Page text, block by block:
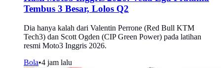
Tembus 3 Besar, Lolos Q2
Dia hanya kalah dari Valentin Perrone (Red Bull KTM
Tech3) dan Scott Ogden (CIP Green Power) pada latihan
resmi Moto3 Inggris 2026.
Bola•4 jam lalu